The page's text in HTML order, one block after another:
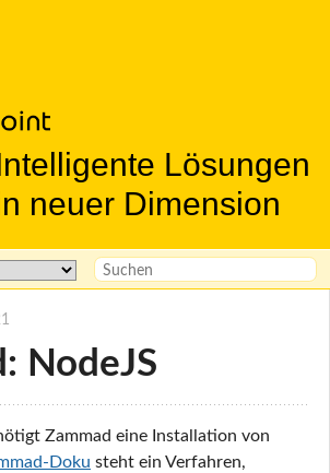
Lösungen
neuer Dimension
NodeJS
Zammad eine Installation von
Doku steht ein Verfahren,